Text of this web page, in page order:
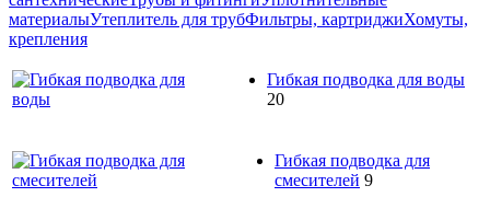
материалыУтеплитель для трубФильтры, картриджиХомуты,
крепления
Гибкая подводка для воды
20
Гибкая подводка для
смесителей 9